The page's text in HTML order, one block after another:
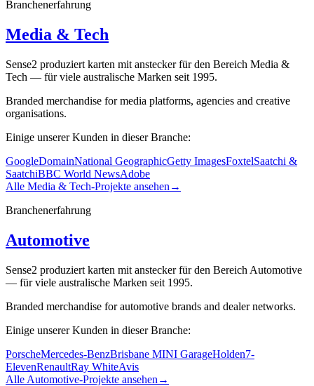
Branchenerfahrung
Media & Tech
Sense2 produziert karten mit anstecker für den Bereich Media &
Tech — für viele australische Marken seit 1995.
Branded merchandise for media platforms, agencies and creative
organisations.
Einige unserer Kunden in dieser Branche:
GoogleDomainNational GeographicGetty ImagesFoxtelSaatchi &
SaatchiBBC World NewsAdobe
Alle Media & Tech-Projekte ansehen →
Branchenerfahrung
Automotive
Sense2 produziert karten mit anstecker für den Bereich Automotive
— für viele australische Marken seit 1995.
Branded merchandise for automotive brands and dealer networks.
Einige unserer Kunden in dieser Branche:
PorscheMercedes-BenzBrisbane MINI GarageHolden7-
ElevenRenaultRay WhiteAvis
Alle Automotive-Projekte ansehen →